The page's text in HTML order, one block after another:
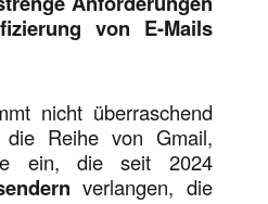
von E-Mails
nicht überraschend
Reihe von Gmail,
ein, die seit 2024
verlangen, die